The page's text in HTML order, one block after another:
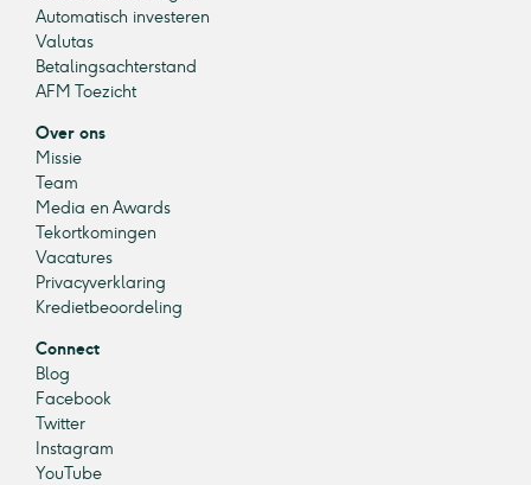
Automatisch investeren
Valutas
Betalingsachterstand
AFM Toezicht
Over ons
Missie
Team
Media en Awards
Tekortkomingen
Vacatures
Privacyverklaring
Kredietbeoordeling
Connect
Blog
Facebook
Twitter
Instagram
YouTube